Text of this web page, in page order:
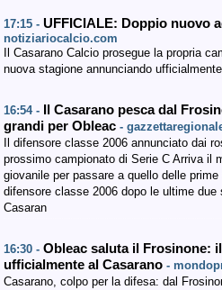
17:15 - UFFICIALE: Doppio nuovo
notiziariocalcio.com
Il Casarano Calcio prosegue la propria
nuova stagione annunciando
16:54 -
Il Casarano pesca dal
grandi per Obleac -
Il difensore classe 2006 annunciato dai
prossimo campionato di Serie C Arriva il
giovanile per passare a quello delle prime
difensore classe 2006 dopo le ultime due
Casaran
16:30 - Obleac saluta il Frosinone:
ufficialmente al Casarano -
Casarano, colpo per la difesa: dal